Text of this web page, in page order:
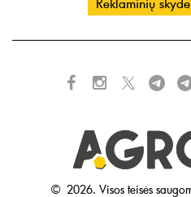
© 2026. Visos teisės